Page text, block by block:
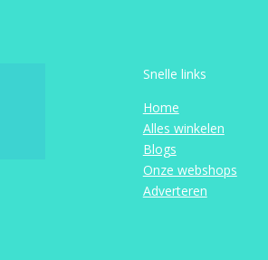
Snelle links
Home
Alles winkelen
Blogs
Onze webshops
Adverteren